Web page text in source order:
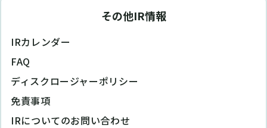
その他IR情報
IRカレンダー
FAQ
ディスクロージャーポリシー
免責事項
IRについてのお問い合わせ